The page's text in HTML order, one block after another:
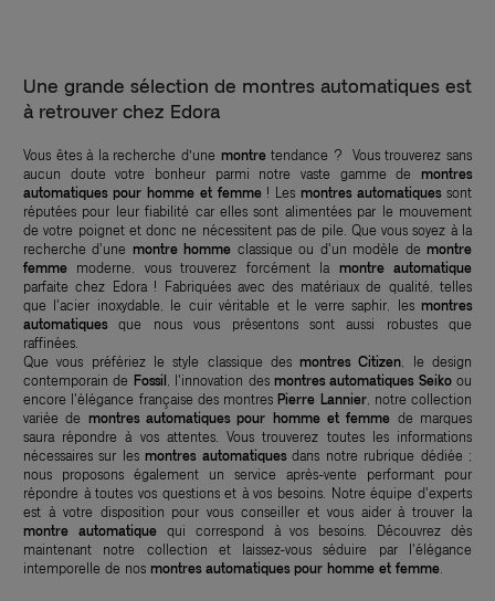
Une grande sélection de montres automatiques est
à retrouver chez Edora
Vous êtes à la recherche d’une montretendance ? Vous trouverez sans
aucun doute votre bonheur parmi notre vaste gamme de montres
automatiques pour homme et femme! Lesmontres automatiquessont
réputées pour leur fiabilité car elles sont alimentées par le mouvement
de votre poignet et donc ne nécessitent pas de pile. Que vous soyez à la
recherche d'une montre homme classique ou d'un modèle demontre
femme moderne, vous trouverez forcément la montre automatique
parfaite chez Edora ! Fabriquées avec des matériaux de qualité, telles
que l'acier inoxydable, le cuir véritable et le verre saphir, les montres
automatiquesque nous vous présentons sont aussi robustes que
raffinées.
Que vous préfériez le style classique desmontres Citizen , le design
contemporain de Fossil , l'innovation des montres automatiques Seikoou
encore l'élégance française des montresPierre Lannier, notre collection
variée de montres automatiques pour homme et femme de marques
saura répondre à vos attentes. Vous trouverez toutes les informations
nécessaires sur lesmontres automatiquesdans notre rubrique dédiée ;
nous proposons également un service après-vente performant pour
répondre à toutes vos questions et à vos besoins. Notre équipe d'experts
est à votre disposition pour vous conseiller et vous aider à trouver la
montre automatiquequi correspond à vos besoins. Découvrez dès
maintenant notre collection et laissez-vous séduire par l'élégance
intemporelle de nos montres automatiques pour homme et femme